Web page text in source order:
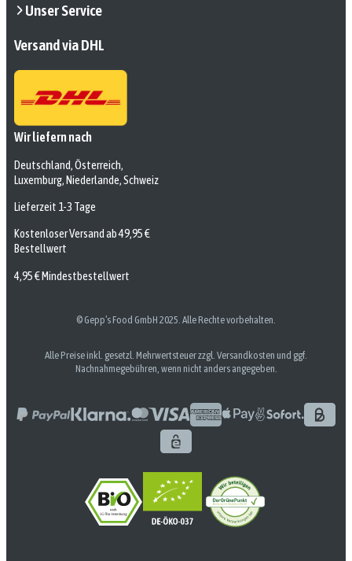
Unser Service
Versand via DHL
Wir liefern nach
Deutschland, Österreich,
Luxemburg, Niederlande, Schweiz
Lieferzeit 1-3 Tage
Kostenloser Versand ab 49,95 €
Bestellwert
4,95 € Mindestbestellwert
© Gepp’s Food GmbH 2025. Alle Rechte vorbehalten.
Alle Preise inkl. gesetzl. Mehrwertsteuer zzgl. Versandkosten und ggf.
Nachnahmegebühren, wenn nicht anders angegeben.